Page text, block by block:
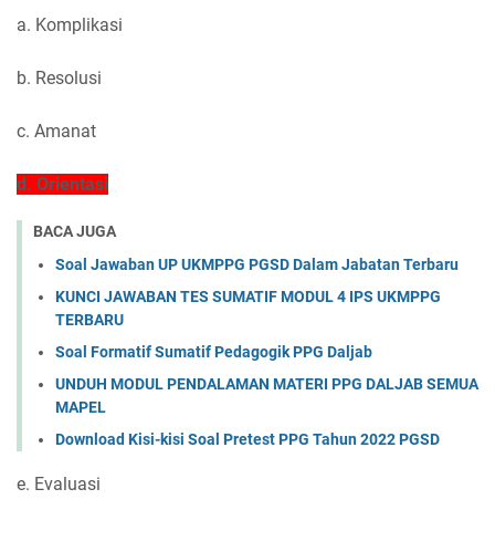
a. Komplikasi
b. Resolusi
c. Amanat
d. Orientasi
BACA JUGA
Soal Jawaban UP UKMPPG PGSD Dalam Jabatan Terbaru
KUNCI JAWABAN TES SUMATIF MODUL 4 IPS UKMPPG
TERBARU
Soal Formatif Sumatif Pedagogik PPG Daljab
UNDUH MODUL PENDALAMAN MATERI PPG DALJAB SEMUA
MAPEL
Download Kisi-kisi Soal Pretest PPG Tahun 2022 PGSD
e. Evaluasi